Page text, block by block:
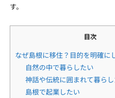
す。
目次
なぜ島根に移住？目的を明確に
自然の中で暮らしたい
神話や伝統に囲まれて暮ら
島根で起業したい